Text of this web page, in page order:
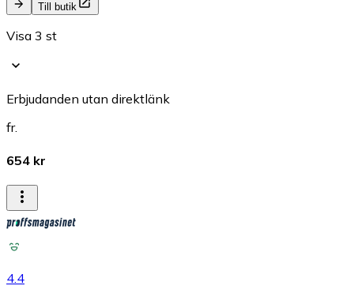
Till butik
Visa 3 st
Erbjudanden utan direktlänk
fr.
654 kr
4.4